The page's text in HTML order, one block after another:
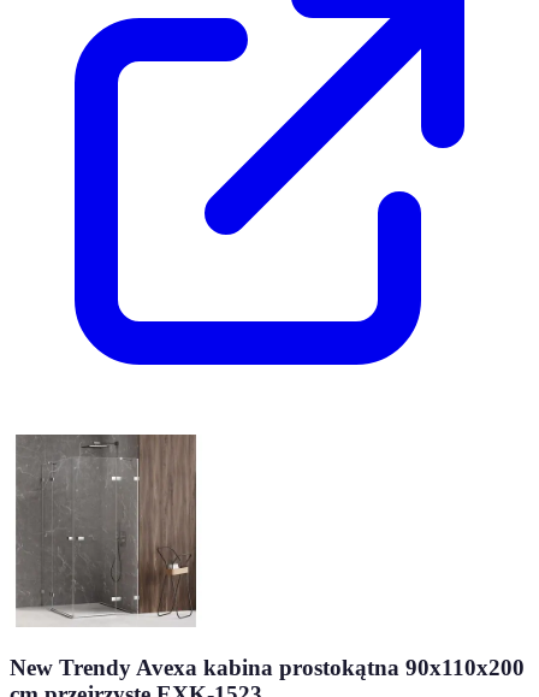
New Trendy Avexa kabina prostokątna 90x110x200